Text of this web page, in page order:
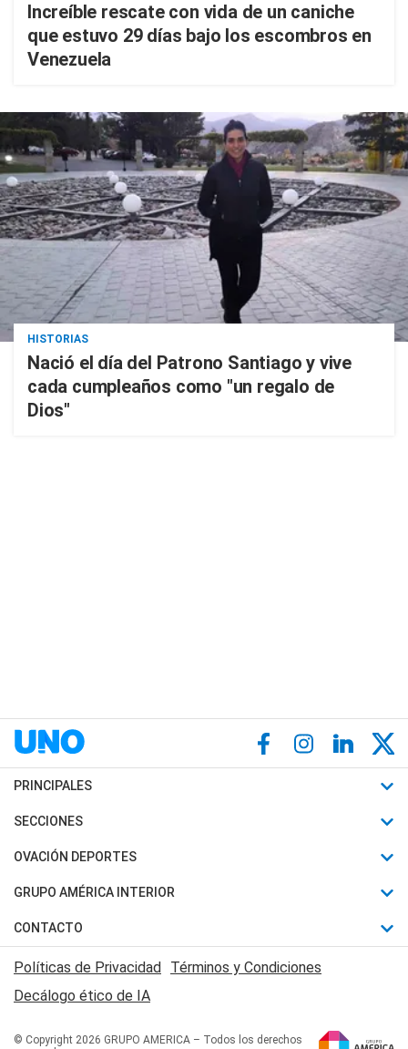
Increíble rescate con vida de un caniche
que estuvo 29 días bajo los escombros en
Venezuela
HISTORIAS
Nació el día del Patrono Santiago y vive
cada cumpleaños como "un regalo de
Dios"
PRINCIPALES
Últimas Noticias
Política
Judiciales
Economia
SECCIONES
Horóscopo
Motores
Trucos caseros
Series y Películas
Edictos y Solicitadas
OVACIÓN DEPORTES
Fútbol
Mundial
Automovilismo
Rugby
Básquet
GRUPO AMÉRICA INTERIOR
Canal 7 en Vivo
San Juan 8
CONTACTO
Acerca de Nosotros
Contactanos
Políticas de Privacidad Términos y Condiciones
Decálogo ético de IA
© Copyright 2026 GRUPO AMERICA – Todos los derechos